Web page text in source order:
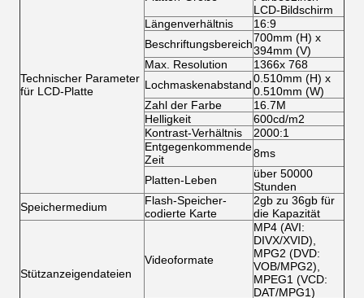
Technischer Parameter
für LCD-Platte
LCD-Bildschirm
Längenverhältnis
16:9
Beschriftungsbereich700mm (H) x
394mm (V)
Max. Resolution
1366x 768
Lochmaskenabstand0.510mm (H) x
0.510mm (W)
Zahl der Farbe
16.7M
Helligkeit
600cd/m2
Kontrast-Verhältnis
2000:1
Entgegenkommende
Zeit
8ms
Platten-Leben
über 50000
Stunden
Speichermedium
Flash-Speicher-
codierte Karte
2gb zu 36gb für
die Kapazität
Stützanzeigendateien
Videoformate
MP4 (AVI:
DIVX/XVID),
MPG2 (DVD:
VOB/MPG2),
MPEG1 (VCD:
DAT/MPG1)